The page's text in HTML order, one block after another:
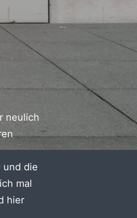
neulich
und die
mal
hier